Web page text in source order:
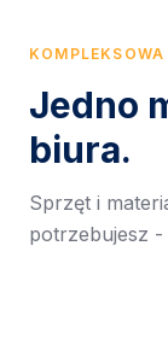
Jedno
biura.
Sprzęt i
potrzebujesz -